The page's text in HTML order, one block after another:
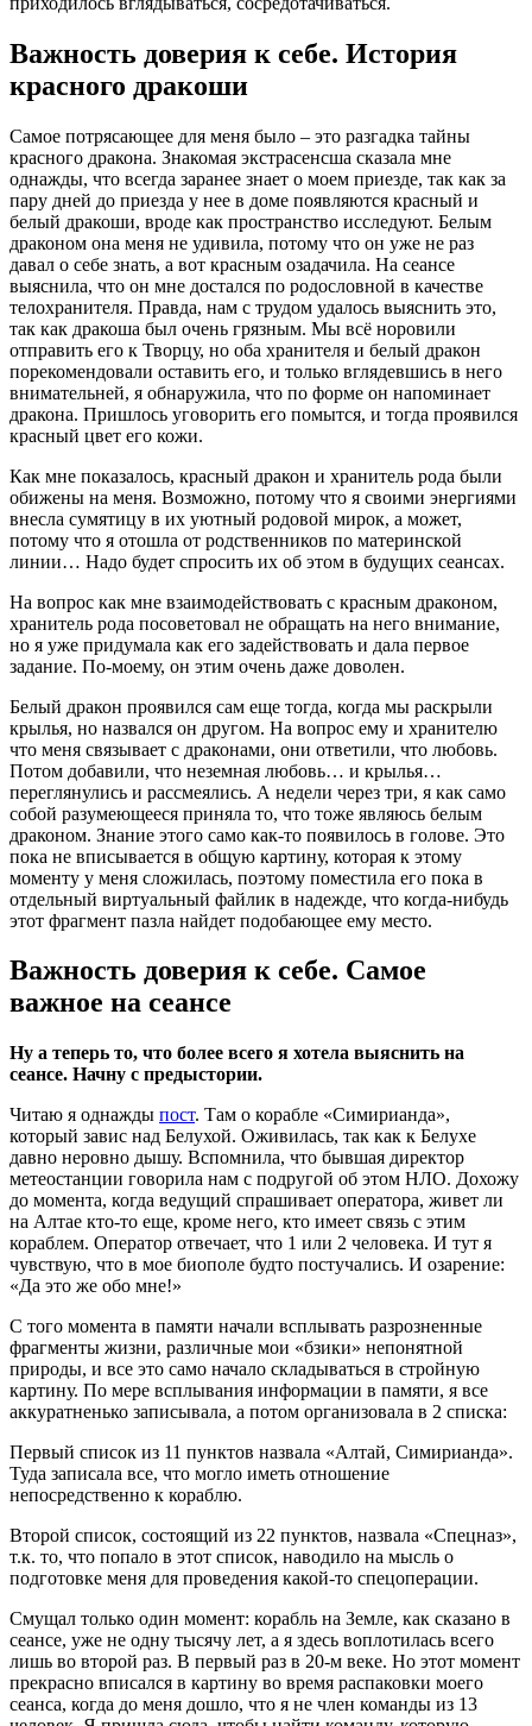
Важность доверия к себе. История
красного дракоши
Самое потрясающее для меня было – это разгадка тайны
красного дракона. Знакомая экстрасенсша сказала мне
однажды, что всегда заранее знает о моем приезде, так как за
пару дней до приезда у нее в доме появляются красный и
белый дракоши, вроде как пространство исследуют. Белым
драконом она меня не удивила, потому что он уже не раз
давал о себе знать, а вот красным озадачила. На сеансе
выяснила, что он мне достался по родословной в качестве
телохранителя. Правда, нам с трудом удалось выяснить это,
так как дракоша был очень грязным. Мы всё норовили
отправить его к Творцу, но оба хранителя и белый дракон
порекомендовали оставить его, и только вглядевшись в него
внимательней, я обнаружила, что по форме он напоминает
дракона. Пришлось уговорить его помытся, и тогда проявился
красный цвет его кожи.
Как мне показалось, красный дракон и хранитель рода были
обижены на меня. Возможно, потому что я своими энергиями
внесла сумятицу в их уютный родовой мирок, а может,
потому что я отошла от родственников по материнской
линии… Надо будет спросить их об этом в будущих сеансах.
На вопрос как мне взаимодействовать с красным драконом,
хранитель рода посоветовал не обращать на него внимание,
но я уже придумала как его задействовать и дала первое
задание. По-моему, он этим очень даже доволен.
Белый дракон проявился сам еще тогда, когда мы раскрыли
крылья, но назвался он другом. На вопрос ему и хранителю
что меня связывает с драконами, они ответили, что любовь.
Потом добавили, что неземная любовь… и крылья…
переглянулись и рассмеялись. А недели через три, я как само
собой разумеющееся приняла то, что тоже являюсь белым
драконом. Знание этого само как-то появилось в голове. Это
пока не вписывается в общую картину, которая к этому
моменту у меня сложилась, поэтому поместила его пока в
отдельный виртуальный файлик в надежде, что когда-нибудь
этот фрагмент пазла найдет подобающее ему место.
Важность доверия к себе. Самое
важное на сеансе
Ну а теперь то, что более всего я хотела выяснить на
сеансе. Начну с предыстории.
Читаю я однажды пост. Там о корабле «Симирианда»,
который завис над Белухой. Оживилась, так как к Белухе
давно неровно дышу. Вспомнила, что бывшая директор
метеостанции говорила нам с подругой об этом НЛО. Дохожу
до момента, когда ведущий спрашивает оператора, живет ли
на Алтае кто-то еще, кроме него, кто имеет связь с этим
кораблем. Оператор отвечает, что 1 или 2 человека. И тут я
чувствую, что в мое биополе будто постучались. И озарение:
«Да это же обо мне!»
С того момента в памяти начали всплывать разрозненные
фрагменты жизни, различные мои «бзики» непонятной
природы, и все это само начало складываться в стройную
картину. По мере всплывания информации в памяти, я все
аккуратненько записывала, а потом организовала в 2 списка:
Первый список из 11 пунктов назвала «Алтай, Симирианда».
Туда записала все, что могло иметь отношение
непосредственно к кораблю.
Второй список, состоящий из 22 пунктов, назвала «Спецназ»,
т.к. то, что попало в этот список, наводило на мысль о
подготовке меня для проведения какой-то спецоперации.
Смущал только один момент: корабль на Земле, как сказано в
сеансе, уже не одну тысячу лет, а я здесь воплотилась всего
лишь во второй раз. В первый раз в 20-м веке. Но этот момент
прекрасно вписался в картину во время распаковки моего
сеанса, когда до меня дошло, что я не член команды из 13